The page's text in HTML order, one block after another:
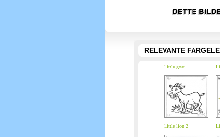
RELEVANTE
Little goat
Little lion 2